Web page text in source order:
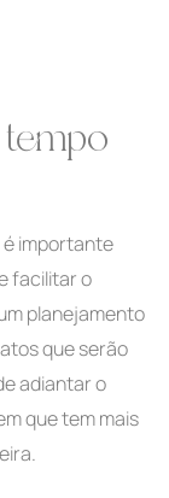
importante
facilitar o
planejamento
que serão
adiantar o
que tem mais